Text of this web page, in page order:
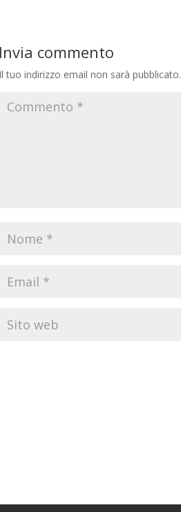
Invia commento
Il tuo indirizzo email non sarà pubblicato.